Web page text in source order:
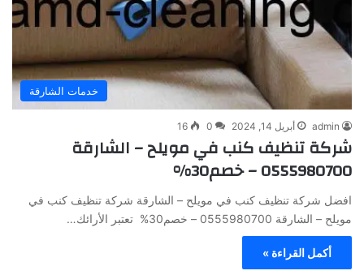
خدمات الشارقة
admin أبريل 14, 2024 0
16
شركة تنظيف كنب في مويلح – الشارقة
0555980700 – خصم30%
افضل شركة تنظيف كنب في مويلح – الشارقة شركة تنظيف كنب في
مويلح – الشارقة 0555980700 – خصم30% تعتبر الأرائك…
أكمل القراءة »